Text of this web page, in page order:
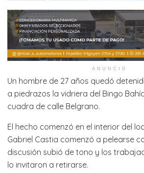
ANUNCIO
Un hombre de 27 años quedó
a piedrazos la vidriera del Bingo
cuadra de calle Belgrano.
El hecho comenzó en el interior del
Gabriel Castia comenzó a pelearse
discusión subió de tono y los
lo invitaron a retirarse.